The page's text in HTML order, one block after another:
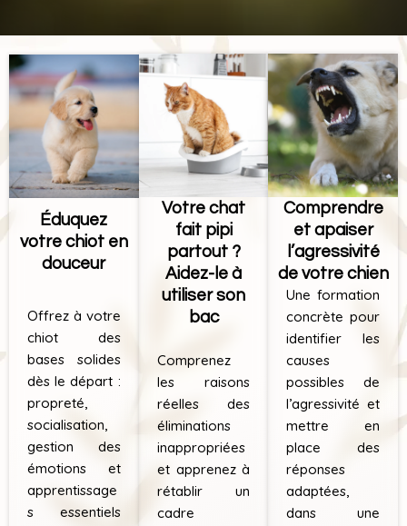
Éduquez
votre chiot en
douceur
Offrez à votre
chiot des
bases solides
dès le départ :
propreté,
socialisation,
gestion des
émotions et
apprentissage
s essentiels
Votre chat
fait pipi
partout ?
Aidez-le à
utiliser son
bac
Comprenez
les raisons
réelles des
éliminations
inappropriées
et apprenez à
rétablir un
cadre
Comprendre
et apaiser
l’agressivité
de votre chien
Une formation
concrète pour
identifier les
causes
possibles de
l’agressivité et
mettre en
place des
réponses
adaptées,
dans une